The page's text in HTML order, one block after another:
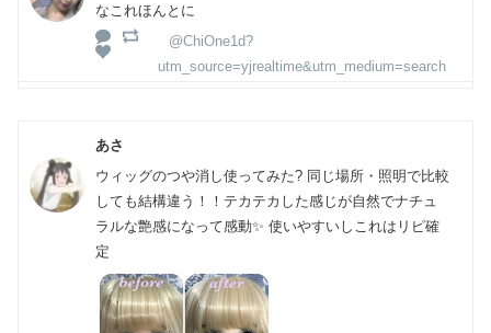
なこれほんとに
@ChiOne1d?
utm_source=yjrealtime&utm_medium=search
あさ
ウィッグのつや消し使ってみた? 同じ場所・照明で比較
しても結構違う！！テカテカした感じが自然でナチュ
ラルな艶感になって感動✨ 使いやすいしこれはリピ確
定